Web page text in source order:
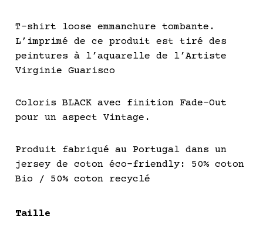
T-shirt loose emmanchure tombante.
L’imprimé de ce produit est tiré des
peintures à l’aquarelle de l’Artiste
Virginie Guarisco
Coloris BLACK avec finition Fade-Out
pour un aspect Vintage.
Produit fabriqué au Portugal dans un
jersey de coton éco-friendly: 50% coton
Bio / 50% coton recyclé
Taille
quantité